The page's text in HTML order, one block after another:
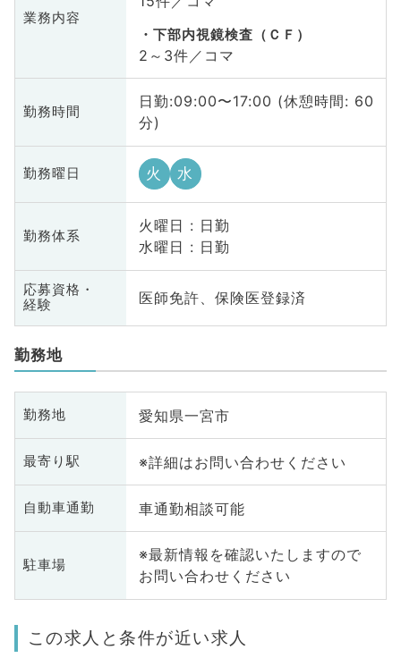
業務内容
下部内視鏡検査（ＣＦ）
2～3件／コマ
勤務時間
日勤:09:00〜17:00 (休憩時間: 60
分)
勤務曜日 火 水
勤務体系
火曜日 : 日勤
水曜日 : 日勤
応募資格・
経験
医師免許、保険医登録済
勤務地
勤務地 愛知県一宮市
最寄り駅 ※詳細はお問い合わせください
自動車通勤 車通勤相談可能
駐車場
※最新情報を確認いたしますので
お問い合わせください
この求人と条件が近い求人